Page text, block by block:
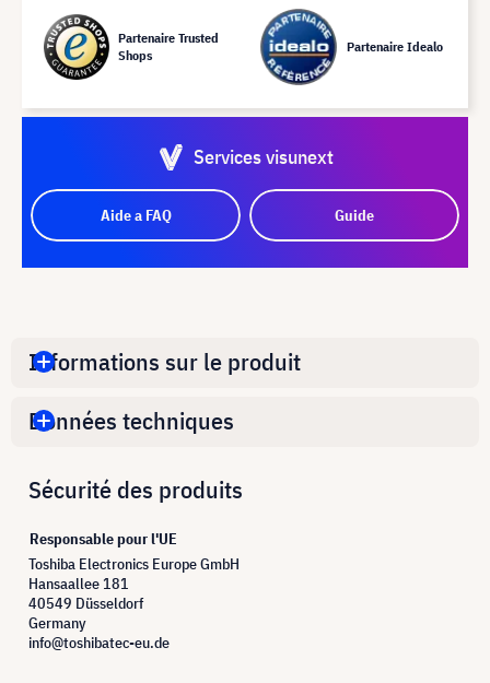
Partenaire Trusted
Shops
Partenaire Idealo
Services visunext
Aide a FAQ Guide
Informations sur le produit
Données techniques
Sécurité des produits
Responsable pour l'UE
Toshiba Electronics Europe GmbH
Hansaallee 181
40549 Düsseldorf
Germany
info@toshibatec-eu.de